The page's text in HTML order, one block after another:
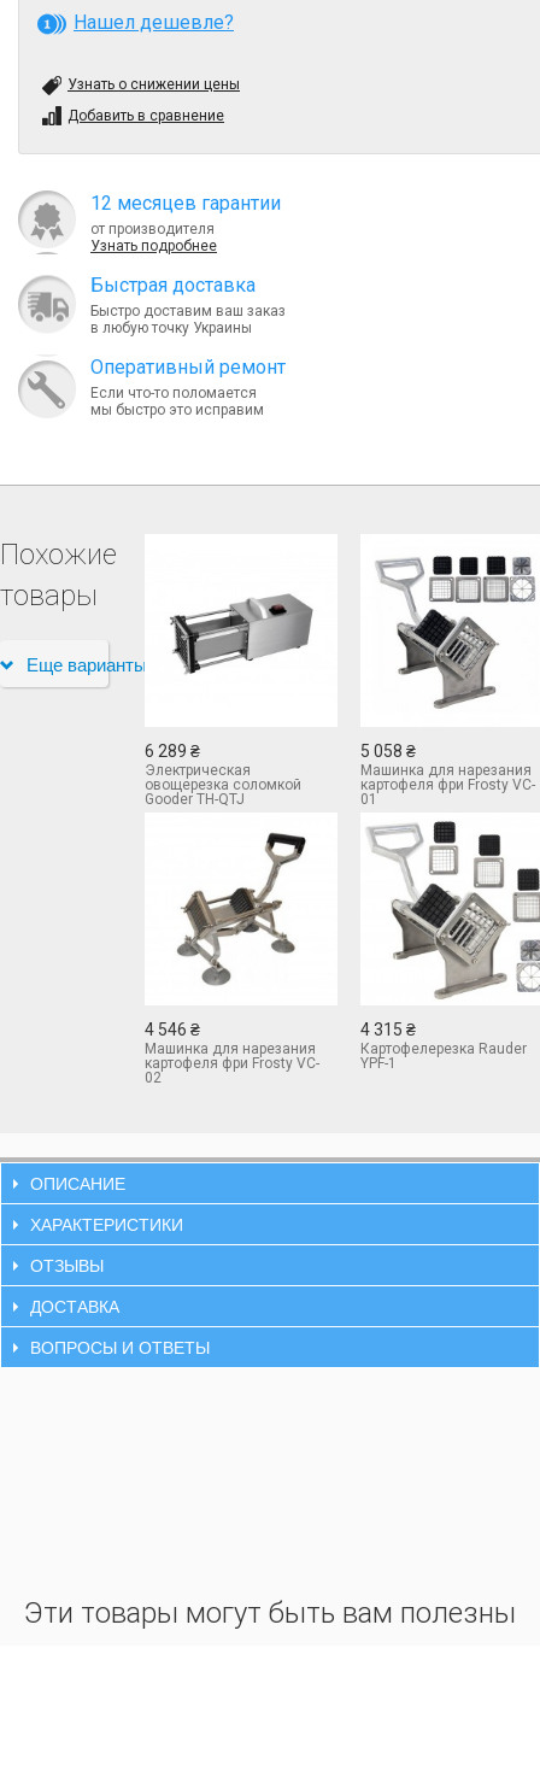
Нашел дешевле?
Узнать о снижении цены
Добавить в сравнение
12 месяцев гарантии
от производителя
Узнать подробнее
Быcтрая доставка
Быстро доставим ваш заказ
в любую точку Украины
Оперативный ремонт
Если что-то поломается
мы быстро это исправим
Похожие
товары
Еще варианты
6 289 ₴
Электрическая
овощерезка соломкой
Gooder TH-QTJ
5 058 ₴
Машинка для нарезания
картофеля фри Frosty VC-
01
4 546 ₴
Машинка для нарезания
картофеля фри Frosty VC-
02
4 315 ₴
Картофелерезка Rauder
YPF-1
ОПИСАНИЕ
ХАРАКТЕРИСТИКИ
ОТЗЫВЫ
ДОСТАВКА
ВОПРОСЫ И ОТВЕТЫ
Эти товары могут быть вам полезны